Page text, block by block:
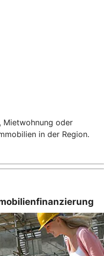
Mietwohnung oder
in der Region.